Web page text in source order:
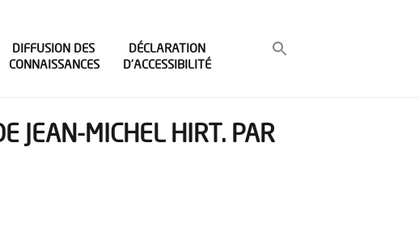
DIFFUSION DES
CONNAISSANCES
DÉCLARATION
D’ACCESSIBILITÉ
JEAN-MICHEL HIRT. PAR